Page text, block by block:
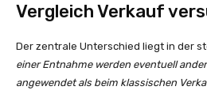
Vergleich Verkauf
Der zentrale Unterschied liegt in der
einer Entnahme werden eventuell
angewendet als beim klassischen